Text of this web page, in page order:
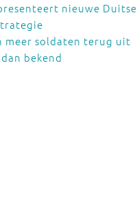
nieuwe Duitse
meer soldaten terug uit
bekend